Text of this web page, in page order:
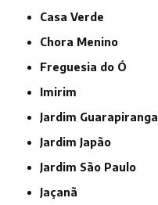
Casa Verde
Chora Menino
Freguesia do Ó
Imirim
Jardim Guarapiranga
Jardim Japão
Jardim São Paulo
Jaçanã